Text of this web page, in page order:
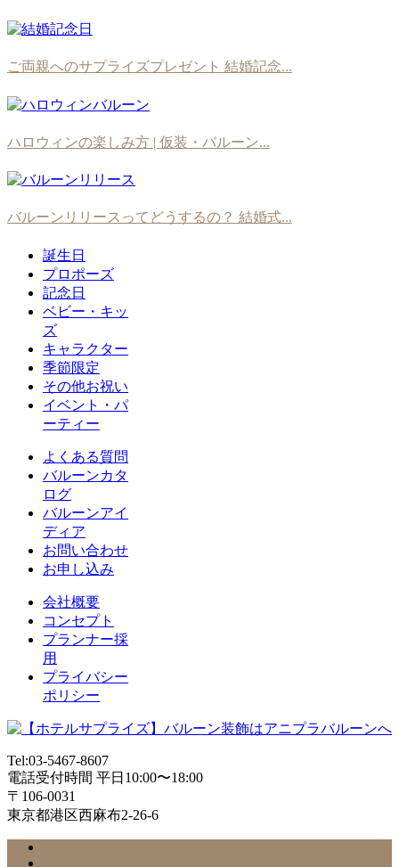
ご両親へのサプライズプレゼント 結婚記念...
ハロウィンの楽しみ方 | 仮装・バルーン...
バルーンリリースってどうするの？ 結婚式...
誕生日
プロポーズ
記念日
ベビー・キッ
ズ
キャラクター
季節限定
その他お祝い
イベント・パ
ーティー
よくある質問
バルーンカタ
ログ
バルーンアイ
ディア
お問い合わせ
お申し込み
会社概要
コンセプト
プランナー採
用
プライバシー
ポリシー
Tel:03-5467-8607
電話受付時間 平日10:00〜18:00
〒106-0031
東京都港区西麻布2-26-6